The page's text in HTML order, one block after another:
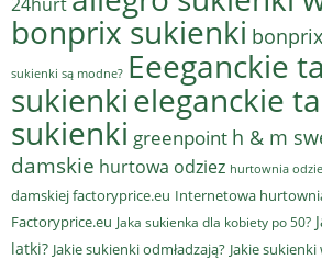
bonprix sukienki
sukienki są modne? Eeeganckie
sukienkieleganckie
sukienki greenpoint h & m
damskie hurtowa odziez hurtownia
damskiej factoryprice.eu Internetowa
Factoryprice.eu Jaka sukienka dla kobiety po 50?
latki? Jakie sukienki odmładzają? Jakie